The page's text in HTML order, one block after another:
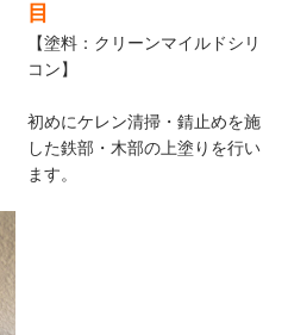
目
【塗料：クリーンマイルドシリ
コン】
初めにケレン清掃・錆止めを施
した鉄部・木部の上塗りを行い
ます。